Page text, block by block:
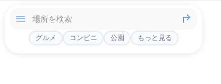
グルメ コンビニ 公園 もっと見る